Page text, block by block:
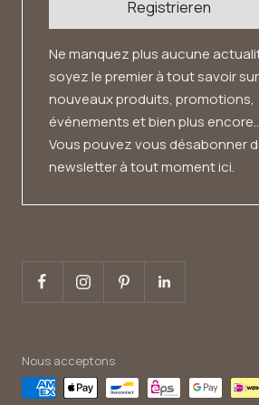
Registrieren
Ne manquez plus aucune
soyez le premier à tout savoir
nouveaux produits, promotions,
événements et bien plus
Vous pouvez vous désabonner
newsletter à tout moment ici.
Nous acceptons